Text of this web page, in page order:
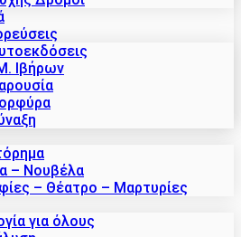
Ιβήρων
– Νουβέλα
– Θέατρο – Μαρτυρίες
για όλους